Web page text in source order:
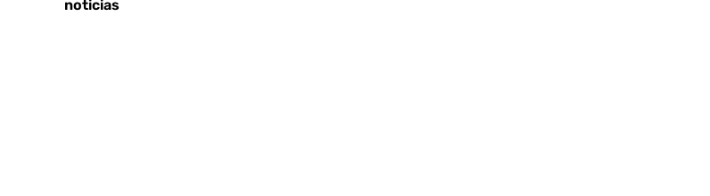
Últimas noticias